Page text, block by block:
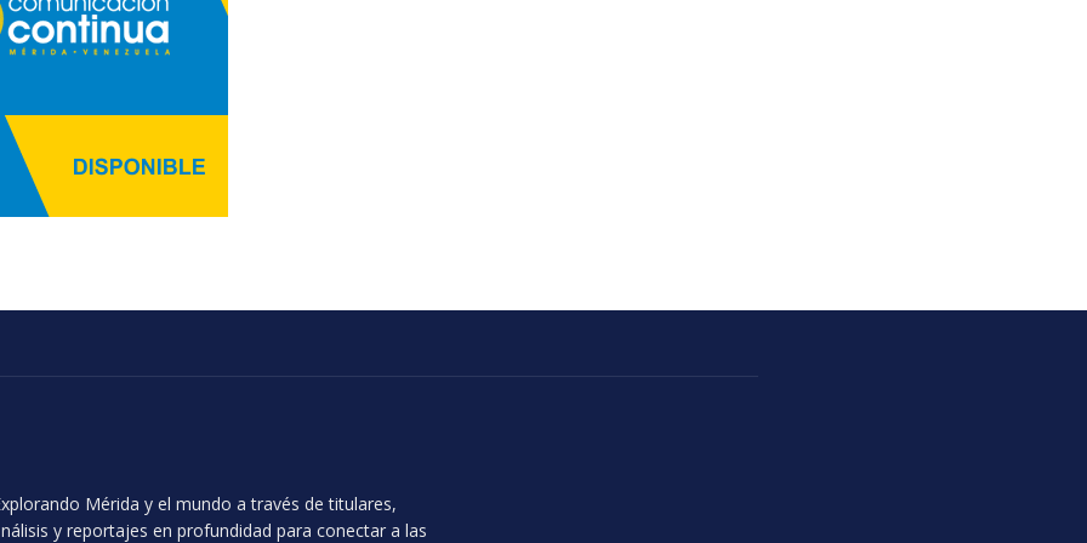
Mérida y el mundo a través de titulares,
y reportajes en profundidad para conectar a las